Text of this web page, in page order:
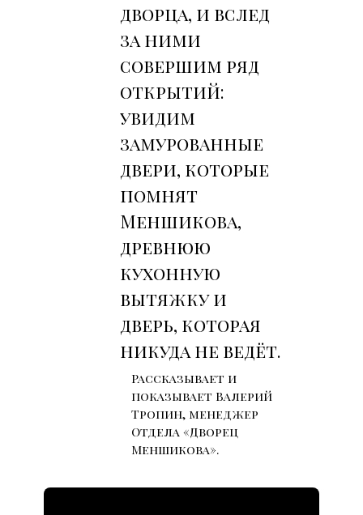
дворца, и вслед
за ними
совершим ряд
открытий:
увидим
замурованные
двери, которые
помнят
Меншикова,
древнюю
кухонную
вытяжку и
дверь, которая
никуда не ведёт.
Рассказывает и
показывает Валерий
Тропин, менеджер
Отдела «Дворец
Меншикова».